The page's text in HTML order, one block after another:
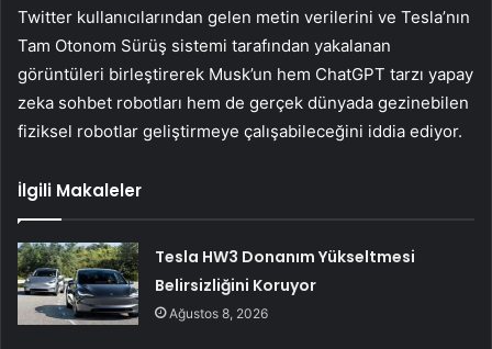
Twitter kullanıcılarından gelen metin verilerini ve Tesla’nın
Tam Otonom Sürüş sistemi tarafından yakalanan
görüntüleri birleştirerek Musk’un hem ChatGPT tarzı yapay
zeka sohbet robotları hem de gerçek dünyada gezinebilen
fiziksel robotlar geliştirmeye çalışabileceğini iddia ediyor.
İlgili Makaleler
Tesla HW3 Donanım Yükseltmesi
Belirsizliğini Koruyor
Ağustos 8, 2026